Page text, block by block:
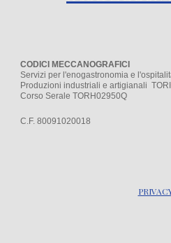
CODICI MECCANOGRAFICI
Servizi per l'enogastronomia e
Produzioni industriali e artigianali
Corso Serale TORH02950Q
C.F. 80091020018